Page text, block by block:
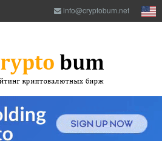
info@cryptobum.net